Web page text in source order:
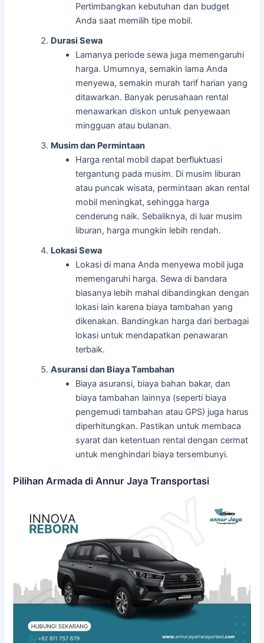
Pertimbangkan kebutuhan dan budget
Anda saat memilih tipe mobil.
Durasi Sewa
Lamanya periode sewa juga memengaruhi
harga. Umumnya, semakin lama Anda
menyewa, semakin murah tarif harian yang
ditawarkan. Banyak perusahaan rental
menawarkan diskon untuk penyewaan
mingguan atau bulanan.
Musim dan Permintaan
Harga rental mobil dapat berfluktuasi
tergantung pada musim. Di musim liburan
atau puncak wisata, permintaan akan rental
mobil meningkat, sehingga harga
cenderung naik. Sebaliknya, di luar musim
liburan, harga mungkin lebih rendah.
Lokasi Sewa
Lokasi di mana Anda menyewa mobil juga
memengaruhi harga. Sewa di bandara
biasanya lebih mahal dibandingkan dengan
lokasi lain karena biaya tambahan yang
dikenakan. Bandingkan harga dari berbagai
lokasi untuk mendapatkan penawaran
terbaik.
Asuransi dan Biaya Tambahan
Biaya asuransi, biaya bahan bakar, dan
biaya tambahan lainnya (seperti biaya
pengemudi tambahan atau GPS) juga harus
diperhitungkan. Pastikan untuk membaca
syarat dan ketentuan rental dengan cermat
untuk menghindari biaya tersembunyi.
Pilihan Armada di Annur Jaya Transportasi